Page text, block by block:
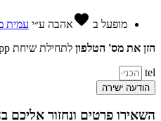
מופעל ב favoriteאהבה ע״י עמית
הזן את מס' הטלפון לתחילת שיחת Whatsapp עם מרפאת קונפידנט
tel
הודעה ישירה
השאירו פרטים ונחזור אליכם